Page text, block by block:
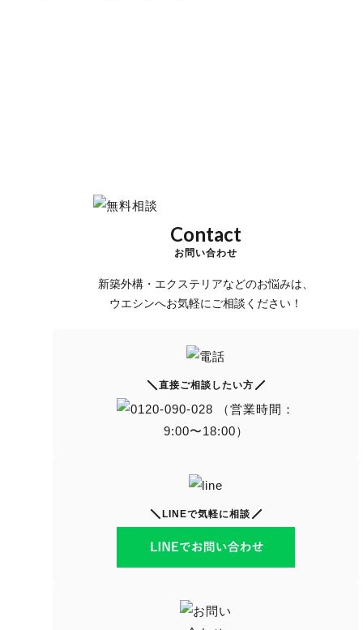
Contact
お問い合わせ
新築外構・エクステリアなどのお悩みは、
ウエシンへお気軽にご相談ください！
直接ご相談したい方
LINEで気軽に相談